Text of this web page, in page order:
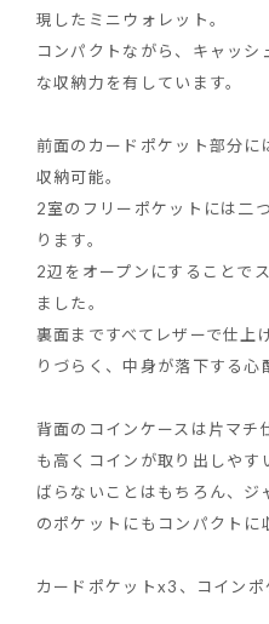
現したミニウォレット。
コンパクトながら、キャッ
な収納力を有しています。
前面のカードポケット部分
収納可能。
2室のフリーポケットには二
ります。
2辺をオープンにすることで
ました。
裏面まですべてレザーで仕上
りづらく、中身が落下する心
背面のコインケースは片マチ
も高くコインが取り出しやす
ばらないことはもちろん、
のポケットにもコンパクトに
カードポケットx3、コイン